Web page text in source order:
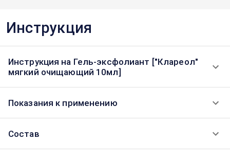
Инструкция
Инструкция на Гель-эксфолиант ["Клареол"
мягкий очищающий 10мл]
Показания к применению
Состав